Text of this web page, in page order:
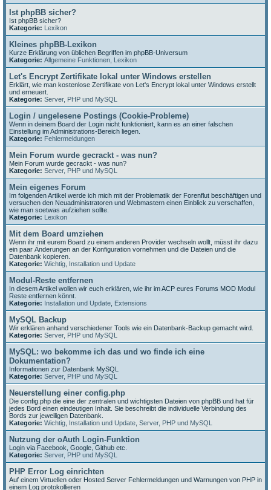
Ist phpBB sicher?
Ist phpBB sicher?
Kategorie: Lexikon
Kleines phpBB-Lexikon
Kurze Erklärung von üblichen Begriffen im phpBB-Universum
Kategorie: Allgemeine Funktionen Lexikon
Let's Encrypt Zertifikate lokal unter Windows erstellen
Erklärt, wie man kostenlose Zertifikate von Let's Encrypt lokal unter Windows erstellt
und erneuert.
Kategorie: Server, PHP und MySQL
Login / ungelesene Postings (Cookie-Probleme)
Wenn in deinem Board der Login nicht funktioniert, kann es an einer falschen
Einstellung im Administrations-Bereich liegen.
Kategorie: Fehlermeldungen
Mein Forum wurde gecrackt - was nun?
Mein Forum wurde gecrackt - was nun?
Kategorie: Server, PHP und MySQL
Mein eigenes Forum
Im folgenden Artikel werde ich mich mit der Problematik der Forenflut beschäftigen und
versuchen den Neuadministratoren und Webmastern einen Einblick zu verschaffen,
wie man soetwas aufziehen sollte.
Kategorie: Lexikon
Mit dem Board umziehen
Wenn ihr mit eurem Board zu einem anderen Provider wechseln wollt, müsst ihr dazu
ein paar Änderungen an der Konfiguration vornehmen und die Dateien und die
Datenbank kopieren.
Kategorie: Wichtig Installation und Update
Modul-Reste entfernen
In diesem Artikel wollen wir euch erklären, wie ihr im ACP eures Forums MOD Modul
Reste entfernen könnt.
Kategorie: Installation und Update Extensions
MySQL Backup
Wir erklären anhand verschiedener Tools wie ein Datenbank-Backup gemacht wird.
Kategorie: Server, PHP und MySQL
MySQL: wo bekomme ich das und wo finde ich eine
Dokumentation?
Informationen zur Datenbank MySQL
Kategorie: Server, PHP und MySQL
Neuerstellung einer config.php
Die config.php die eine der zentralen und wichtigsten Dateien von phpBB und hat für
jedes Bord einen eindeutigen Inhalt. Sie beschreibt die individuelle Verbindung des
Bords zur jeweiligen Datenbank.
Kategorie: Wichtig Installation und Update Server, PHP und MySQL
Nutzung der oAuth Login-Funktion
Login via Facebook, Google, Github etc.
Kategorie: Server, PHP und MySQL
PHP Error Log einrichten
Auf einem Virtuellen oder Hosted Server Fehlermeldungen und Warnungen von PHP in
einem Log protokollieren